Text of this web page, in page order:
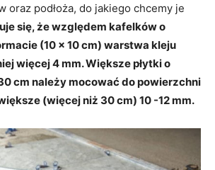
oraz podłoża, do jakiego chcemy je
się, że względem kafelków o
(10 x 10 cm) warstwa kleju
więcej 4 mm. Większe płytki o
cm należy mocować do powierzchni
(więcej niż 30 cm) 10 -12 mm.